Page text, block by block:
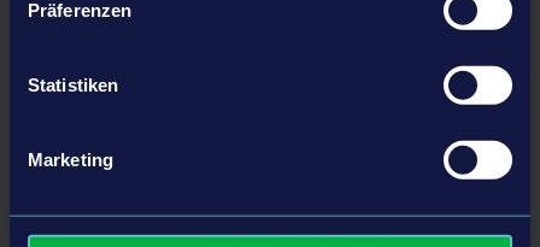
Präferenzen
Statistiken
Marketing
Erscheinungsdatum und erster Gameplay Trailer von
Ab dem 26. März bringt Farming Simulator Kids Kindern auf Nintendo Switch